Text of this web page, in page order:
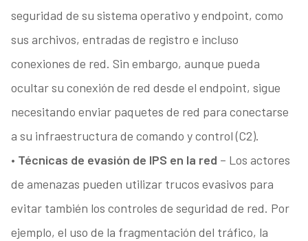
seguridad de su sistema operativo y endpoint, como
sus archivos, entradas de registro e incluso
conexiones de red. Sin embargo, aunque pueda
ocultar su conexión de red desde el endpoint, sigue
necesitando enviar paquetes de red para conectarse
a su infraestructura de comando y control (C2).
• Técnicas de evasión de IPS en la red – Los actores
de amenazas pueden utilizar trucos evasivos para
evitar también los controles de seguridad de red. Por
ejemplo, el uso de la fragmentación del tráfico, la